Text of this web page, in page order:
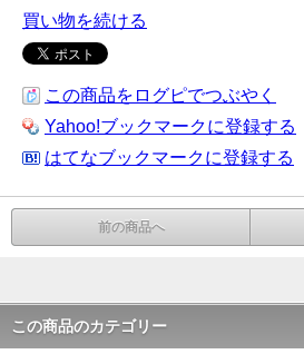
買い物を続ける
この商品をログピでつぶやく
Yahoo!ブックマークに登録する
はてなブックマークに登録する
前の商品へ
この商品のカテゴリー